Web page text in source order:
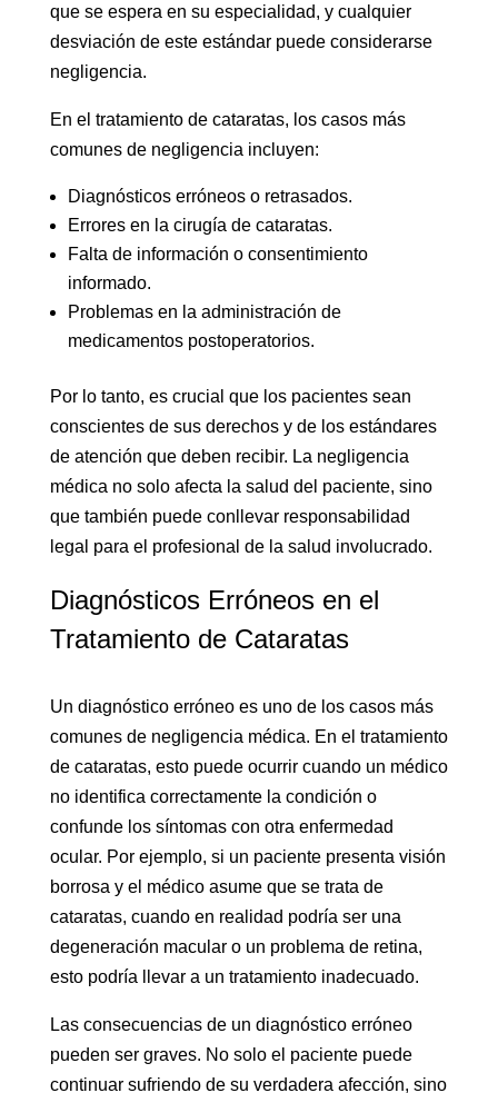
que se espera en su especialidad, y cualquier
desviación de este estándar puede considerarse
negligencia.
En el tratamiento de cataratas, los casos más
comunes de negligencia incluyen:
Diagnósticos erróneos o retrasados.
Errores en la cirugía de cataratas.
Falta de información o consentimiento
informado.
Problemas en la administración de
medicamentos postoperatorios.
Por lo tanto, es crucial que los pacientes sean
conscientes de sus derechos y de los estándares
de atención que deben recibir. La negligencia
médica no solo afecta la salud del paciente, sino
que también puede conllevar responsabilidad
legal para el profesional de la salud involucrado.
Diagnósticos Erróneos en el
Tratamiento de Cataratas
Un diagnóstico erróneo es uno de los casos más
comunes de negligencia médica. En el tratamiento
de cataratas, esto puede ocurrir cuando un médico
no identifica correctamente la condición o
confunde los síntomas con otra enfermedad
ocular. Por ejemplo, si un paciente presenta visión
borrosa y el médico asume que se trata de
cataratas, cuando en realidad podría ser una
degeneración macular o un problema de retina,
esto podría llevar a un tratamiento inadecuado.
Las consecuencias de un diagnóstico erróneo
pueden ser graves. No solo el paciente puede
continuar sufriendo de su verdadera afección, sino